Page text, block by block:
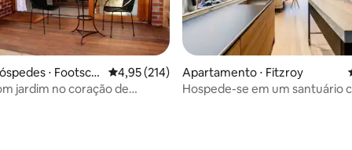
de 5, 39 avaliações
⋅ Footscra
4,95 de uma avaliação média de 5, 214
4,95 (214)
jardim no coração de
Apartamento ⋅ Fitzroy
Hospede-se em um santuário